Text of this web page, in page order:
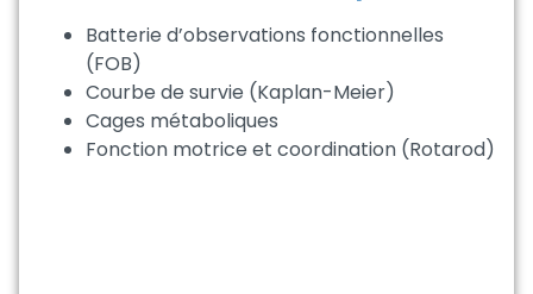
Batterie d’observations fonctionnelles
(FOB)
Courbe de survie (Kaplan-Meier)
Cages métaboliques
Fonction motrice et coordination (Rotarod)